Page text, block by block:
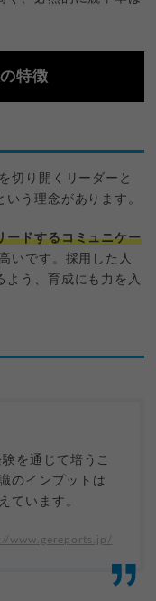
特徴
切り開くリーダーと
う理念があります。
ードするコミュニケー
いです。採用した人
よう、育成にも力を入
を通じて培うこ
のインプットは
ています。
www.gereports.jp/